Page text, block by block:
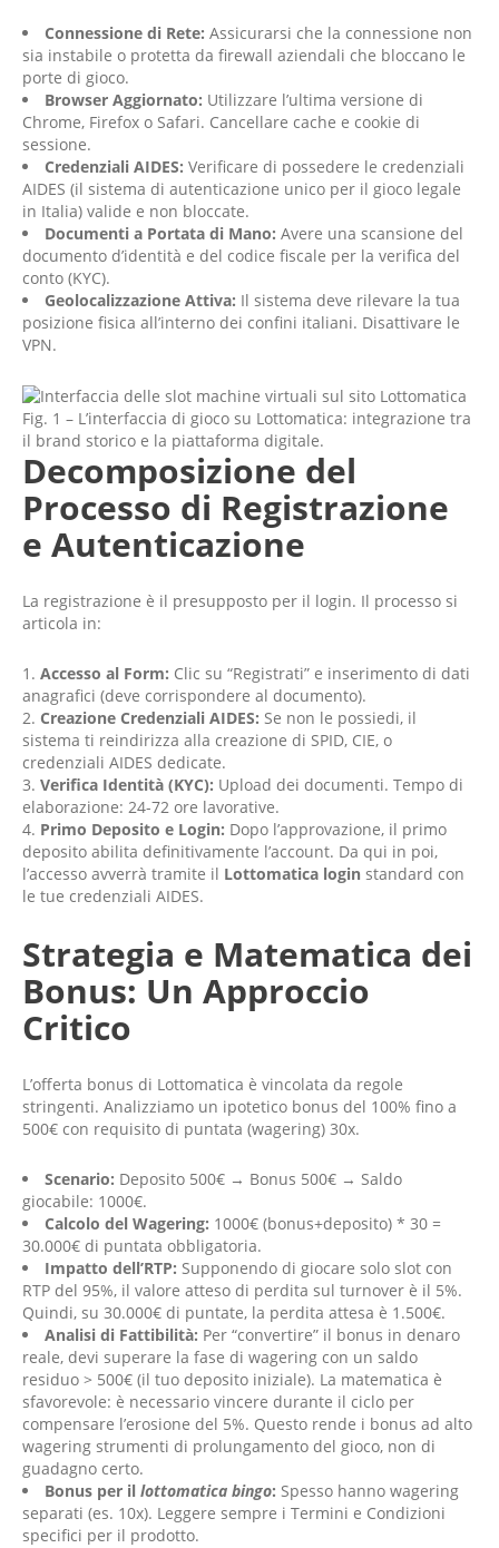
Connessione di Rete: Assicurarsi che la connessione non
sia instabile o protetta da firewall aziendali che bloccano le
porte di gioco.
Browser Aggiornato: Utilizzare l’ultima versione di
Chrome, Firefox o Safari. Cancellare cache e cookie di
sessione.
Credenziali AIDES: Verificare di possedere le credenziali
AIDES (il sistema di autenticazione unico per il gioco legale
in Italia) valide e non bloccate.
Documenti a Portata di Mano: Avere una scansione del
documento d’identità e del codice fiscale per la verifica del
conto (KYC).
Geolocalizzazione Attiva: Il sistema deve rilevare la tua
posizione fisica all’interno dei confini italiani. Disattivare le
VPN.
Fig. 1 – L’interfaccia di gioco su Lottomatica: integrazione tra
il brand storico e la piattaforma digitale.
Decomposizione del
Processo di Registrazione
e Autenticazione
La registrazione è il presupposto per il login. Il processo si
articola in:
Accesso al Form: Clic su “Registrati” e inserimento di dati
anagrafici (deve corrispondere al documento).
Creazione Credenziali AIDES: Se non le possiedi, il
sistema ti reindirizza alla creazione di SPID, CIE, o
credenziali AIDES dedicate.
Verifica Identità (KYC): Upload dei documenti. Tempo di
elaborazione: 24-72 ore lavorative.
Primo Deposito e Login: Dopo l’approvazione, il primo
deposito abilita definitivamente l’account. Da qui in poi,
l’accesso avverrà tramite il Lottomatica login standard con
le tue credenziali AIDES.
Strategia e Matematica dei
Bonus: Un Approccio
Critico
L’offerta bonus di Lottomatica è vincolata da regole
stringenti. Analizziamo un ipotetico bonus del 100% fino a
500€ con requisito di puntata (wagering) 30x.
Scenario: Deposito 500€ → Bonus 500€ → Saldo
giocabile: 1000€.
Calcolo del Wagering: 1000€ (bonus+deposito) * 30 =
30.000€ di puntata obbligatoria.
Impatto dell’RTP: Supponendo di giocare solo slot con
RTP del 95%, il valore atteso di perdita sul turnover è il 5%.
Quindi, su 30.000€ di puntate, la perdita attesa è 1.500€.
Analisi di Fattibilità: Per “convertire” il bonus in denaro
reale, devi superare la fase di wagering con un saldo
residuo > 500€ (il tuo deposito iniziale). La matematica è
sfavorevole: è necessario vincere durante il ciclo per
compensare l’erosione del 5%. Questo rende i bonus ad alto
wagering strumenti di prolungamento del gioco, non di
guadagno certo.
Bonus per il lottomatica bingo: Spesso hanno wagering
separati (es. 10x). Leggere sempre i Termini e Condizioni
specifici per il prodotto.